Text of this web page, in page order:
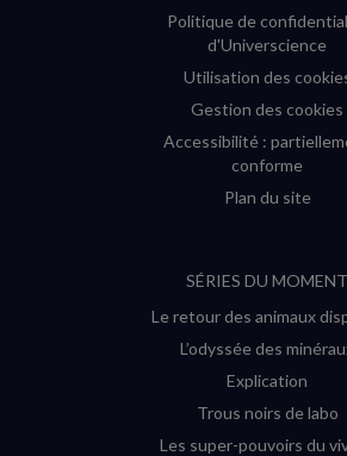
Politique de
d'Universcience
Utilisation des
Gestion des cookies
Accessibilité :
conforme
Plan du site
SÉRIES DU MOMENT
Le retour des animaux
L’odyssée des
Explication
Trous noirs de labo
Les super-pouvoirs du